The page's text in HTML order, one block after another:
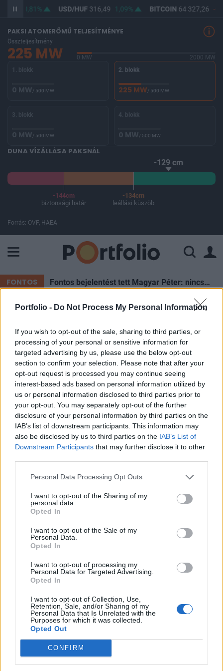
Portfolio - Do Not Process My Personal Information
If you wish to opt-out of the sale, sharing to third parties, or
processing of your personal or sensitive information for
targeted advertising by us, please use the below opt-out
section to confirm your selection. Please note that after your
opt-out request is processed you may continue seeing
interest-based ads based on personal information utilized by
us or personal information disclosed to third parties prior to
your opt-out. You may separately opt-out of the further
disclosure of your personal information by third parties on the
IAB’s list of downstream participants. This information may
also be disclosed by us to third parties on the IAB’s List of
Downstream Participants that may further disclose it to other
Personal Data Processing Opt Outs
I want to opt-out of the Sharing of my
personal data.
Opted In
I want to opt-out of the Sale of my
Personal Data.
Opted In
I want to opt-out of processing my
Personal Data for Targeted Advertising.
Opted In
I want to opt-out of Collection, Use,
Retention, Sale, and/or Sharing of my
Personal Data that Is Unrelated with the
Purposes for which it was collected.
Opted Out
CONFIRM
0,81% USD/HUF316,49 1,09% BITCOIN64 327,26 -
PAKSI ATOMERŐMŰ TELJESÍTMÉNYE
Összteljesítmény
225 MW 0 MW
2000 MW
1. blokk
0 MW/ 500 MW
2. blokk
225 MW/ 500 MW
3. blokk
0 MW/ 500 MW
4. blokk
0 MW/ 500 MW
DUNA VÍZÁLLÁSA PAKSNÁL
-129 cm
-144cm
biztonsági határ
-134cm
leállási küszöb
Forrás: OVF, HAEA
FONTOS Fontos bejelentést tett Magyar Péter: nincs szükség az önkéntes fogyasztáscsökkentésre
Ma épp zuhan az Est Media
Portfolio
2018. május 08. 11:06
A tegnapi szárnyalás után ma zuhannak az Est
Media részvényei, most 12 százalékos mínuszban
jár az árfolyam.
Nagy forgalommal emelkedett a tegnapi kereskedésben az
Est Media árfolyama, ma viszont esnek a papírok, 12
százalékos mínuszban jár az árfolyam, 110 forinton áll az
a befektetők a hazai tőzsdén, az egyik az Est Media volt.
Márciusban szárnyaltak a papírok, a 40 forintos szintről
A keresett cikk a portfolio.hu hírarchívumához
tartozik, melynek olvasása előfizetéses
regisztrációhoz kötött.
Az előfizetés a következőket tartalmazza:
Portfolio.hu teljes cikkarchívum
Kötéslisták: BÉT elmúlt 2 év napon belüli
kötéslistái